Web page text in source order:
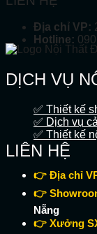
Địa chỉ VP:
Hotline:
DỊCH VỤ
✅ Thiết kế
✅ Dịch vụ
✅ Thiết kế
LIÊN HỆ
👉 Địa chỉ
👉
Nẵng
👉 Xưởng